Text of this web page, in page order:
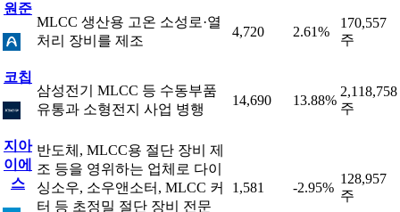
원준
MLCC 생산용 고온 소성로·열
처리 장비를 제조
4,720 2.61%
170,557
주
코칩
삼성전기 MLCC 등 수동부품
유통과 소형전지 사업 병행
14,690 13.88%
2,118,758
주
지아
이에
스
반도체, MLCC용 절단 장비 제
조 등을 영위하는 업체로 다이
싱소우, 소우앤소터, MLCC 커
터 등 초정밀 절단 장비 전문
1,581 -2.95%
128,957
주